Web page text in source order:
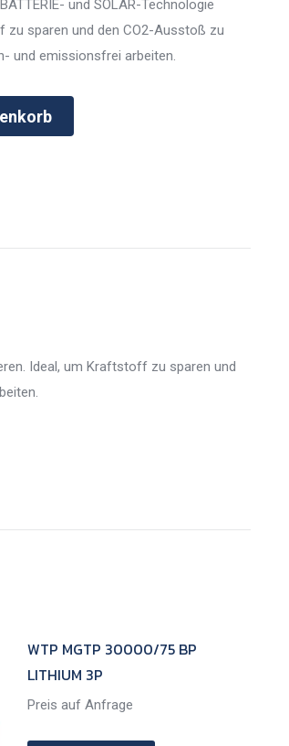
und SOLAR-Technologie
sparen und den CO2-Ausstoß zu
und emissionsfrei arbeiten.
Ideal, um Kraftstoff zu sparen und
WTP MGTP 30000/75 BP
LITHIUM 3P
Preis auf Anfrage